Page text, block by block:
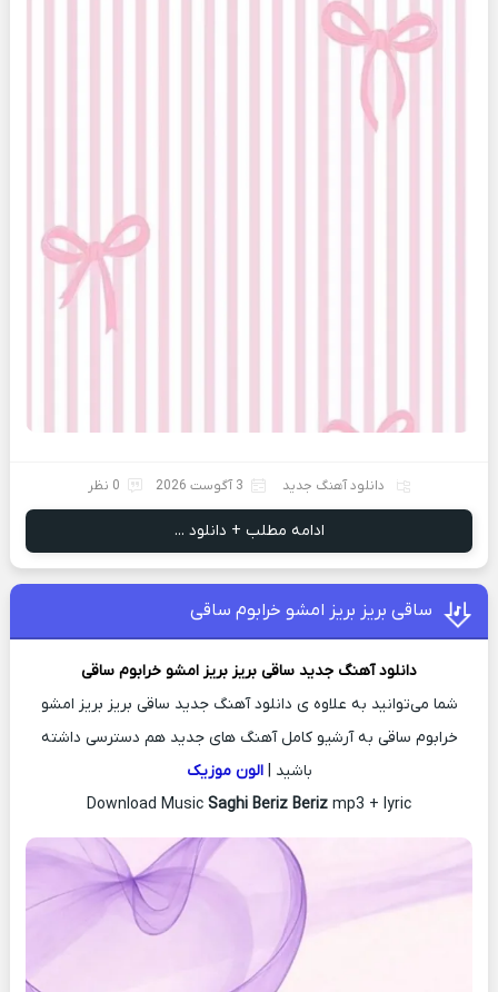
دانلود آهنگ جدید 3 آگوست 2026 0 نظر
ادامه مطلب + دانلود ...
ساقی بریز بریز امشو خرابوم ساقی
دانلود آهنگ جدید ساقی بریز بریز امشو خرابوم ساقی
شما می‌توانید به علاوه ی دانلود آهنگ جدید ساقی بریز بریز امشو
خرابوم ساقی به آرشیو کامل آهنگ های جدید هم دسترسی داشته
باشید |الون موزیک
Download Music Saghi Beriz Beriz mp3 + lyric